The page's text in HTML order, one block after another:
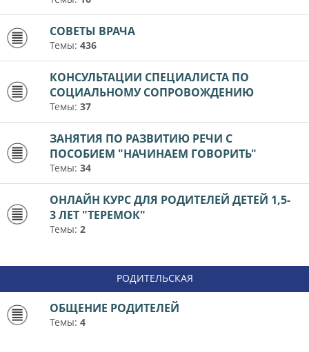
СОВЕТЫ ВРАЧА
Темы: 436
КОНСУЛЬТАЦИИ СПЕЦИАЛИСТА ПО
СОЦИАЛЬНОМУ СОПРОВОЖДЕНИЮ
Темы: 37
ЗАНЯТИЯ ПО РАЗВИТИЮ РЕЧИ С
ПОСОБИЕМ "НАЧИНАЕМ ГОВОРИТЬ"
Темы: 34
ОНЛАЙН КУРС ДЛЯ РОДИТЕЛЕЙ ДЕТЕЙ 1,5-
3 ЛЕТ "ТЕРЕМОК"
Темы: 2
РОДИТЕЛЬСКАЯ
ОБЩЕНИЕ РОДИТЕЛЕЙ
Темы: 4